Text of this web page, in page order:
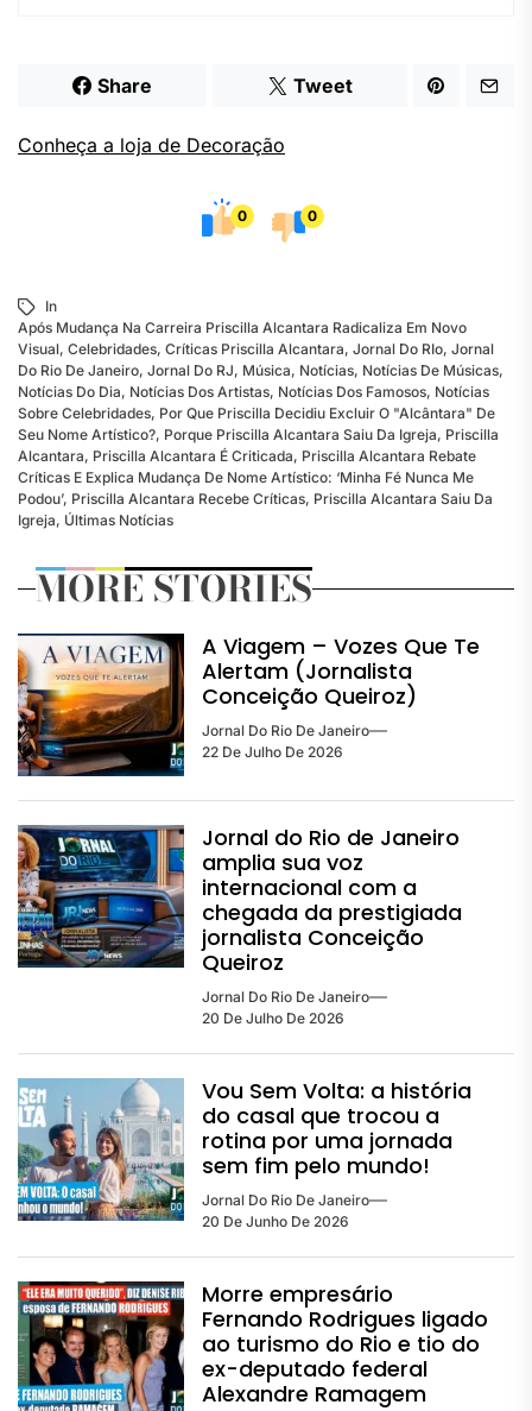
Share Tweet
Conheça a loja de Decoração
0 0
In
Após Mudança Na Carreira Priscilla Alcantara Radicaliza Em Novo
Visual, Celebridades, Críticas Priscilla Alcantara, Jornal Do RIo, Jornal
Do Rio De Janeiro, Jornal Do RJ, Música, Notícias, Notícias De Músicas,
Notícias Do Dia, Notícias Dos Artistas, Notícias Dos Famosos, Notícias
Sobre Celebridades, Por Que Priscilla Decidiu Excluir O "Alcântara" De
Seu Nome Artístico?, Porque Priscilla Alcantara Saiu Da Igreja, Priscilla
Alcantara, Priscilla Alcantara É Criticada, Priscilla Alcantara Rebate
Críticas E Explica Mudança De Nome Artístico: ‘Minha Fé Nunca Me
Podou’, Priscilla Alcantara Recebe Críticas, Priscilla Alcantara Saiu Da
Igreja, Últimas Notícias
MORE STORIES
A Viagem – Vozes Que Te
Alertam (Jornalista
Conceição Queiroz)
Jornal Do Rio De Janeiro
22 De Julho De 2026
Jornal do Rio de Janeiro
amplia sua voz
internacional com a
chegada da prestigiada
jornalista Conceição
Queiroz
Jornal Do Rio De Janeiro
20 De Julho De 2026
Vou Sem Volta: a história
do casal que trocou a
rotina por uma jornada
sem fim pelo mundo!
Jornal Do Rio De Janeiro
20 De Junho De 2026
Morre empresário
Fernando Rodrigues ligado
ao turismo do Rio e tio do
ex-deputado federal
Alexandre Ramagem